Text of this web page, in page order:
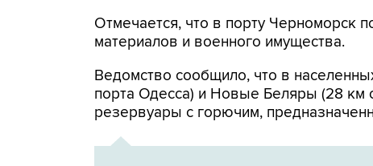
Отмечается, что в порту Черноморск
материалов и военного имущества.
Ведомство сообщило, что в
порта Одесса) и Новые Беляры (28 км
резервуары с горючим,